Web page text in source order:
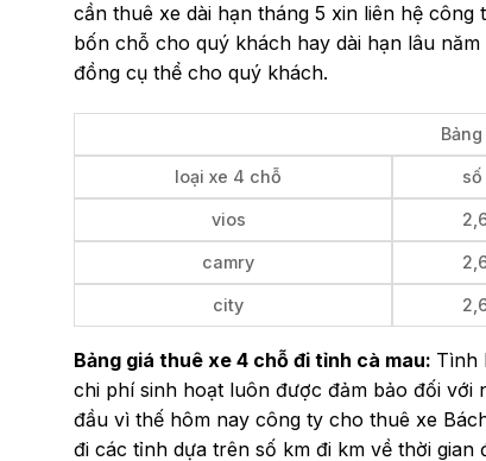
cần thuê xe dài hạn tháng 5 xin liên hệ
bốn chỗ cho quý khách hay dài hạn lâu
đồng cụ thể cho quý khách.
loại xe 4 chỗ số
vios
camry
city
Bảng giá thuê xe 4 chỗ đi tỉnh cà mau: Tình
chi phí sinh hoạt luôn được đảm bảo đối với
đầu vì thế hôm nay công ty cho thuê xe
đi các tỉnh dựa trên số km đi km về thời